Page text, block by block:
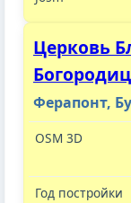
Церковь
Ферапонт,